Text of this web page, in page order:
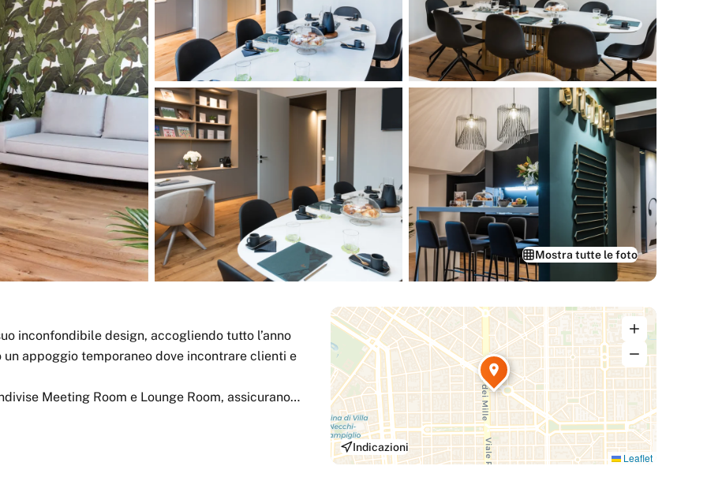
Mostra tutte le foto
inconfondibile design, accogliendo tutto l’anno
appoggio temporaneo dove incontrare clienti e
Meeting Room e Lounge Room, assicurano
Leaflet
Indicazioni